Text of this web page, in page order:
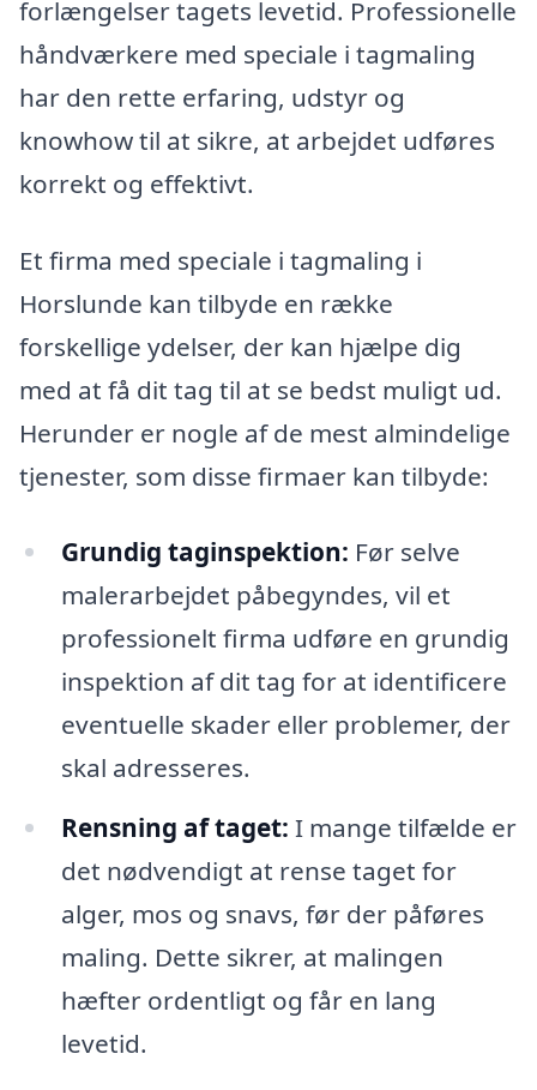
forlængelser tagets levetid. Professionelle
håndværkere med speciale i tagmaling
har den rette erfaring, udstyr og
knowhow til at sikre, at arbejdet udføres
korrekt og effektivt.
Et firma med speciale i tagmaling i
Horslunde kan tilbyde en række
forskellige ydelser, der kan hjælpe dig
med at få dit tag til at se bedst muligt ud.
Herunder er nogle af de mest almindelige
tjenester, som disse firmaer kan tilbyde:
Grundig taginspektion: Før selve
malerarbejdet påbegyndes, vil et
professionelt firma udføre en grundig
inspektion af dit tag for at identificere
eventuelle skader eller problemer, der
skal adresseres.
Rensning af taget: I mange tilfælde er
det nødvendigt at rense taget for
alger, mos og snavs, før der påføres
maling. Dette sikrer, at malingen
hæfter ordentligt og får en lang
levetid.